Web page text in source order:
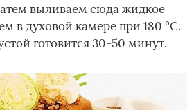
выливаем сюда жидкое
в духовой камере при 180 °С.
готовится 30-50 минут.